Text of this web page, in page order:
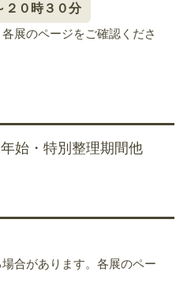
０時３０分
展のページをご確認くださ
始・特別整理期間他
合があります。各展のペー